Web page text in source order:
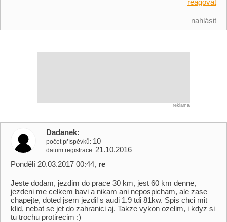
reagovat
nahlásit
reklama
Dadanek
počet příspěvků 10
datum registrace 21.10.2016
Pondělí 20.03.2017 00:44, re
Jeste dodam, jezdim do prace 30 km, jest 60 km denne,
jezdeni me celkem bavi a nikam ani nepospicham, ale zase
chapejte, doted jsem jezdil s audi 1.9 tdi 81kw. Spis chci mit
klid, nebat se jet do zahranici aj. Takze vykon ozelim, i kdyz si
tu trochu protirecim :)